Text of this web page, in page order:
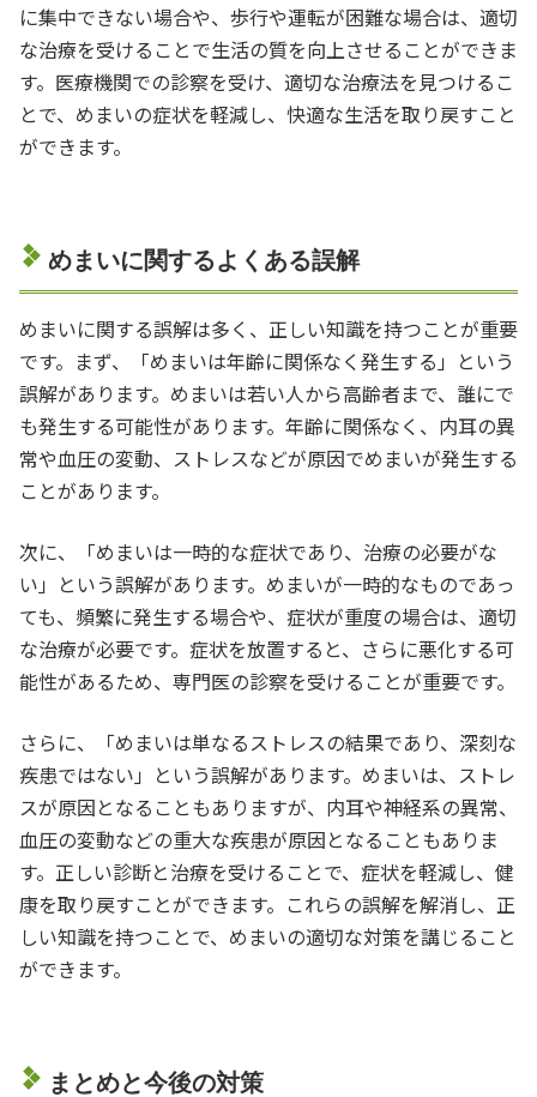
に集中できない場合や、歩行や運転が困難な場合は、適切
な治療を受けることで生活の質を向上させることができま
す。医療機関での診察を受け、適切な治療法を見つけるこ
とで、めまいの症状を軽減し、快適な生活を取り戻すこと
ができます。
めまいに関するよくある誤解
めまいに関する誤解は多く、正しい知識を持つことが重要
です。まず、「めまいは年齢に関係なく発生する」という
誤解があります。めまいは若い人から高齢者まで、誰にで
も発生する可能性があります。年齢に関係なく、内耳の異
常や血圧の変動、ストレスなどが原因でめまいが発生する
ことがあります。
次に、「めまいは一時的な症状であり、治療の必要がな
い」という誤解があります。めまいが一時的なものであっ
ても、頻繁に発生する場合や、症状が重度の場合は、適切
な治療が必要です。症状を放置すると、さらに悪化する可
能性があるため、専門医の診察を受けることが重要です。
さらに、「めまいは単なるストレスの結果であり、深刻な
疾患ではない」という誤解があります。めまいは、ストレ
スが原因となることもありますが、内耳や神経系の異常、
血圧の変動などの重大な疾患が原因となることもありま
す。正しい診断と治療を受けることで、症状を軽減し、健
康を取り戻すことができます。これらの誤解を解消し、正
しい知識を持つことで、めまいの適切な対策を講じること
ができます。
まとめと今後の対策